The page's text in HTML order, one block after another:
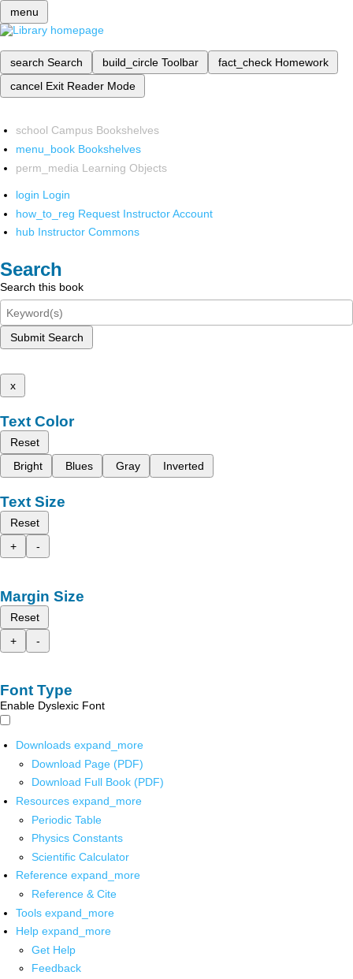
menu
search Search build_circle Toolbar fact_check Homework
cancel Exit Reader Mode
school Campus Bookshelves
menu_book Bookshelves
perm_media Learning Objects
login Login
how_to_reg Request Instructor Account
hub Instructor Commons
Search
Search this book
Submit Search
x
Text Color
Reset
Bright
Blues Gray Inverted
Text Size
Reset
+
-
Margin Size
Reset
+
-
Font Type
Enable Dyslexic Font
Downloads expand_more
Download Page (PDF)
Download Full Book (PDF)
Resources expand_more
Periodic Table
Physics Constants
Scientific Calculator
Reference expand_more
Reference & Cite
Tools expand_more
Help expand_more
Get Help
Feedback